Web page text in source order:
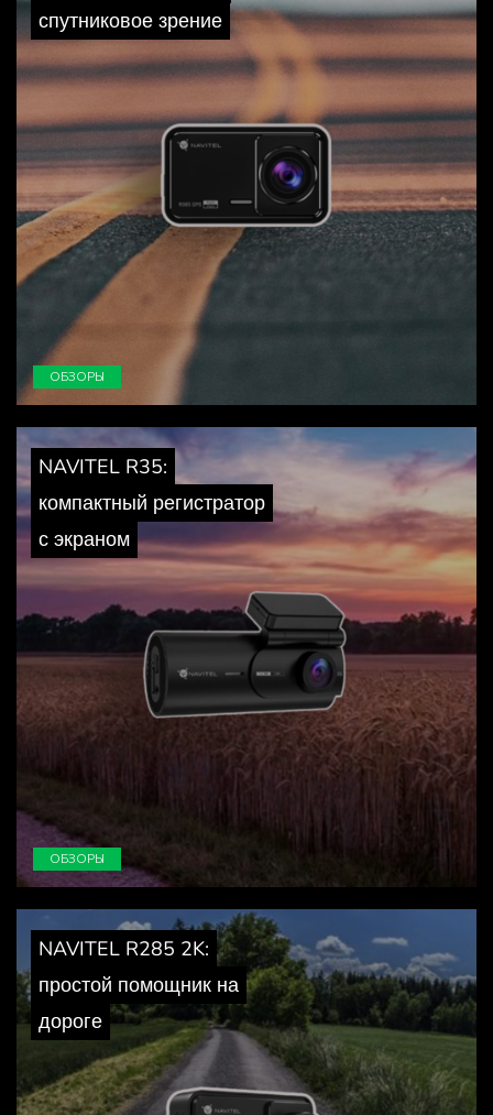
спутниковое зрение
ОБЗОРЫ
NAVITEL R35:
компактный регистратор
с экраном
ОБЗОРЫ
NAVITEL R285 2K:
простой помощник на
дороге